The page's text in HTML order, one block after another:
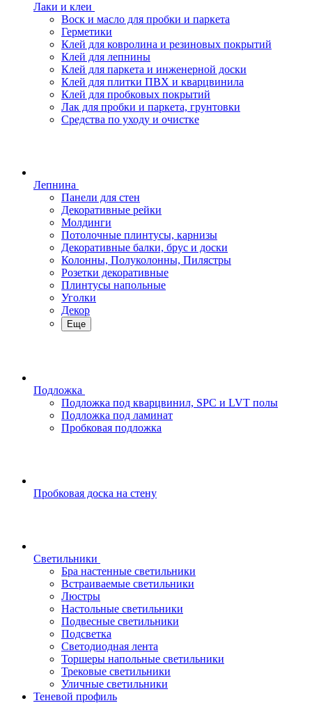
Лаки и клеи
Воск и масло для пробки и паркета
Герметики
Клей для ковролина и резиновых покрытий
Клей для лепнины
Клей для паркета и инженерной доски
Клей для плитки ПВХ и кварцвинила
Клей для пробковых покрытий
Лак для пробки и паркета, грунтовки
Средства по уходу и очистке
Лепнина
Панели для стен
Декоративные рейки
Молдинги
Потолочные плинтусы, карнизы
Декоративные балки, брус и доски
Колонны, Полуколонны, Пилястры
Розетки декоративные
Плинтусы напольные
Уголки
Декор
Еще
Подложка
Подложка под кварцвинил, SPC и LVT полы
Подложка под ламинат
Пробковая подложка
Пробковая доска на стену
Светильники
Бра настенные светильники
Встраиваемые светильники
Люстры
Настольные светильники
Подвесные светильники
Подсветка
Светодиодная лента
Торшеры напольные светильники
Трековые светильники
Уличные светильники
Теневой профиль